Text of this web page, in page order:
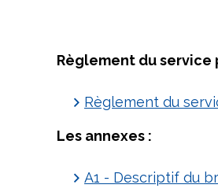
Règlement du service
Règlement du
Les annexes :
A1 - Descriptif du